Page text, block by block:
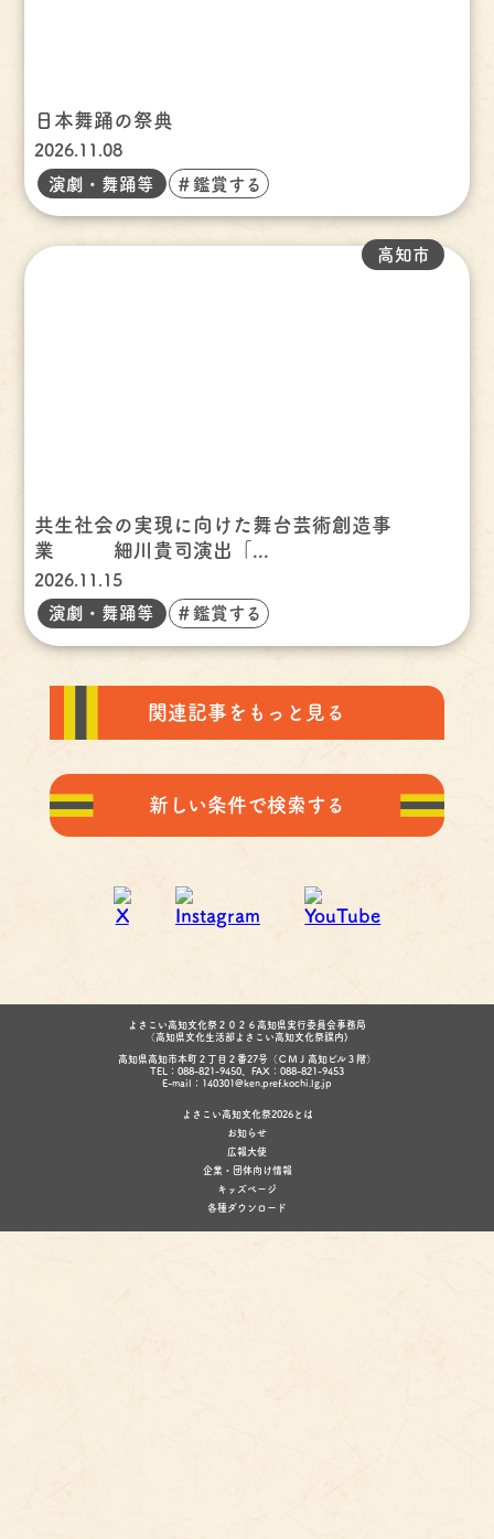
日本舞踊の祭典
2026.11.08
演劇・舞踊等 ＃鑑賞する
共生社会の実現に向けた舞台芸術創造事
業 細川貴司演出「...
2026.11.15
高知市
演劇・舞踊等 ＃鑑賞する
関連記事をもっと見る
新しい条件で検索する
よさこい高知文化祭２０２６高知県実行委員会事務局
（高知県文化生活部よさこい高知文化祭課内)
高知県高知市本町２丁目２番27号（ＣＭＪ高知ビル３階）
TEL：088-821-9450、FAX：088-821-9453
E-mail：140301@ken.pref.kochi.lg.jp
よさこい高知文化祭2026とは
お知らせ
広報大使
企業・団体向け情報
キッズページ
各種ダウンロード